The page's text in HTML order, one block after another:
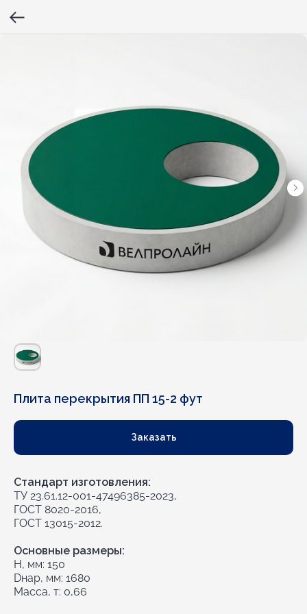
Плита перекрытия ПП 15-2 фут
Заказать
Стандарт изготовления:
ТУ 23.61.12-001-47496385-2023,
ГОСТ 8020-2016,
ГОСТ 13015-2012.
Основные размеры:
Н, мм: 150
Dнар, мм: 1680
Масса, т: 0,66